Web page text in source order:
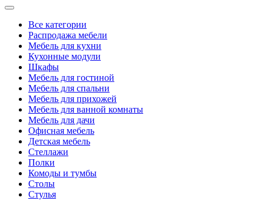
Все категории
Распродажа мебели
Мебель для кухни
Кухонные модули
Шкафы
Мебель для гостиной
Мебель для спальни
Мебель для прихожей
Мебель для ванной комнаты
Мебель для дачи
Офисная мебель
Детская мебель
Стеллажи
Полки
Комоды и тумбы
Столы
Стулья